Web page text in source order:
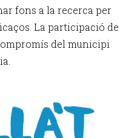
fons a la recerca per
La participació de
del municipi